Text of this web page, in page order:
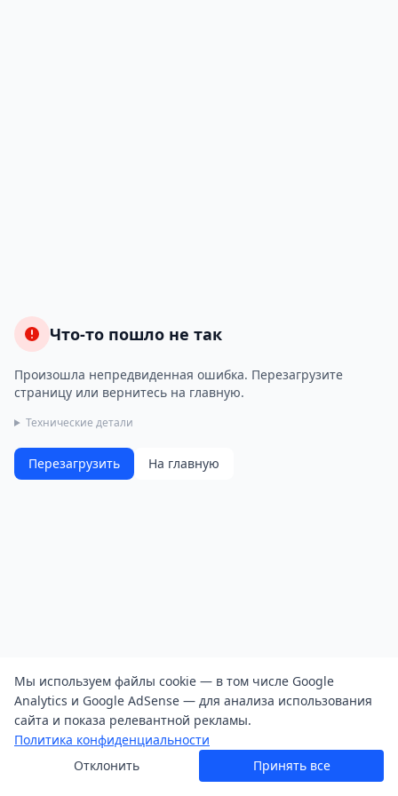
Что-то пошло не так
Произошла непредвиденная ошибка. Перезагрузите
страницу или вернитесь на главную.
Технические детали
Перезагрузить На главную
Мы используем файлы cookie — в том числе Google
Analytics и Google AdSense — для анализа использования
сайта и показа релевантной рекламы.
Политика конфиденциальности
Отклонить
Принять все